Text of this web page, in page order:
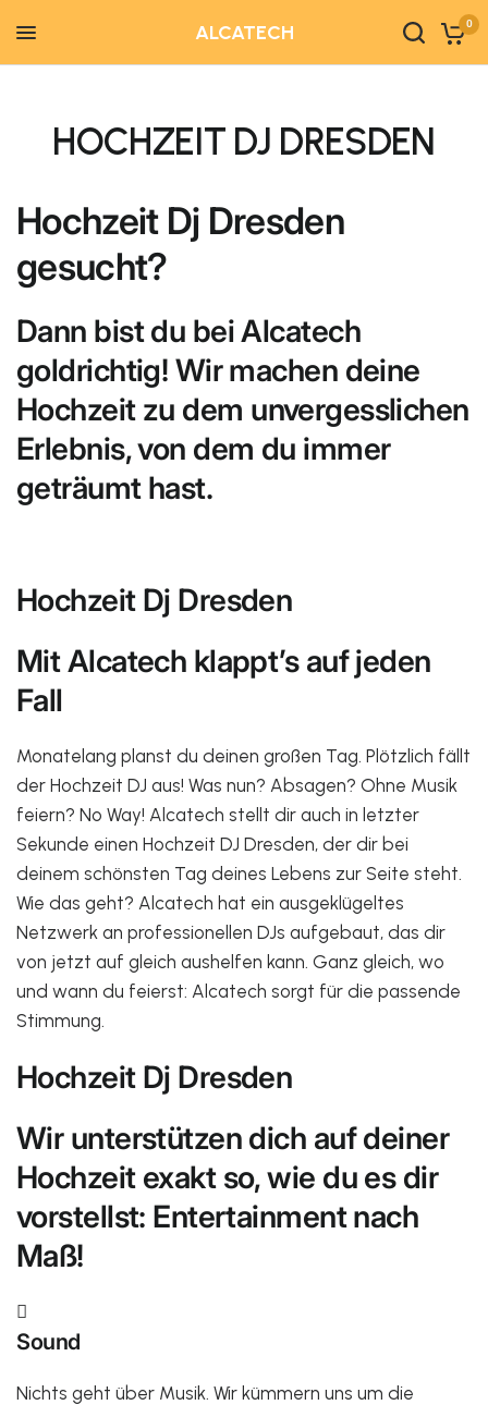
ALCATECH 0
HOCHZEIT DJ DRESDEN
Hochzeit Dj Dresden
gesucht?
Dann bist du bei Alcatech
goldrichtig! Wir machen deine
Hochzeit zu dem unvergesslichen
Erlebnis, von dem du immer
geträumt hast.
Hochzeit Dj Dresden
Mit Alcatech klappt’s auf jeden
Fall
Monatelang planst du deinen großen Tag. Plötzlich fällt
der Hochzeit DJ aus! Was nun? Absagen? Ohne Musik
feiern? No Way! Alcatech stellt dir auch in letzter
Sekunde einen Hochzeit DJ Dresden, der dir bei
deinem schönsten Tag deines Lebens zur Seite steht.
Wie das geht? Alcatech hat ein ausgeklügeltes
Netzwerk an professionellen DJs aufgebaut, das dir
von jetzt auf gleich aushelfen kann. Ganz gleich, wo
und wann du feierst: Alcatech sorgt für die passende
Stimmung.
Hochzeit Dj Dresden
Wir unterstützen dich auf deiner
Hochzeit exakt so, wie du es dir
vorstellst: Entertainment nach
Maß!

Sound
Nichts geht über Musik. Wir kümmern uns um die